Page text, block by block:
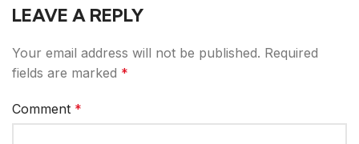
LEAVE A REPLY
Your email address will not be published. Required
fields are marked *
Comment *